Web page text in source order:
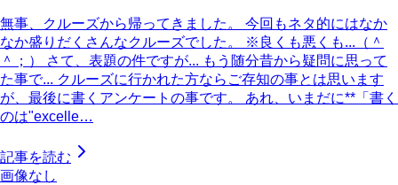
無事、クルーズから帰ってきました。 今回もネタ的にはなか
なか盛りだくさんなクルーズでした。 ※良くも悪くも...（＾
＾；） さて、表題の件ですが... もう随分昔から疑問に思って
た事で... クルーズに行かれた方ならご存知の事とは思います
が、最後に書くアンケートの事です。 あれ、いまだに**「書く
のは"excelle…
記事を読む
画像なし